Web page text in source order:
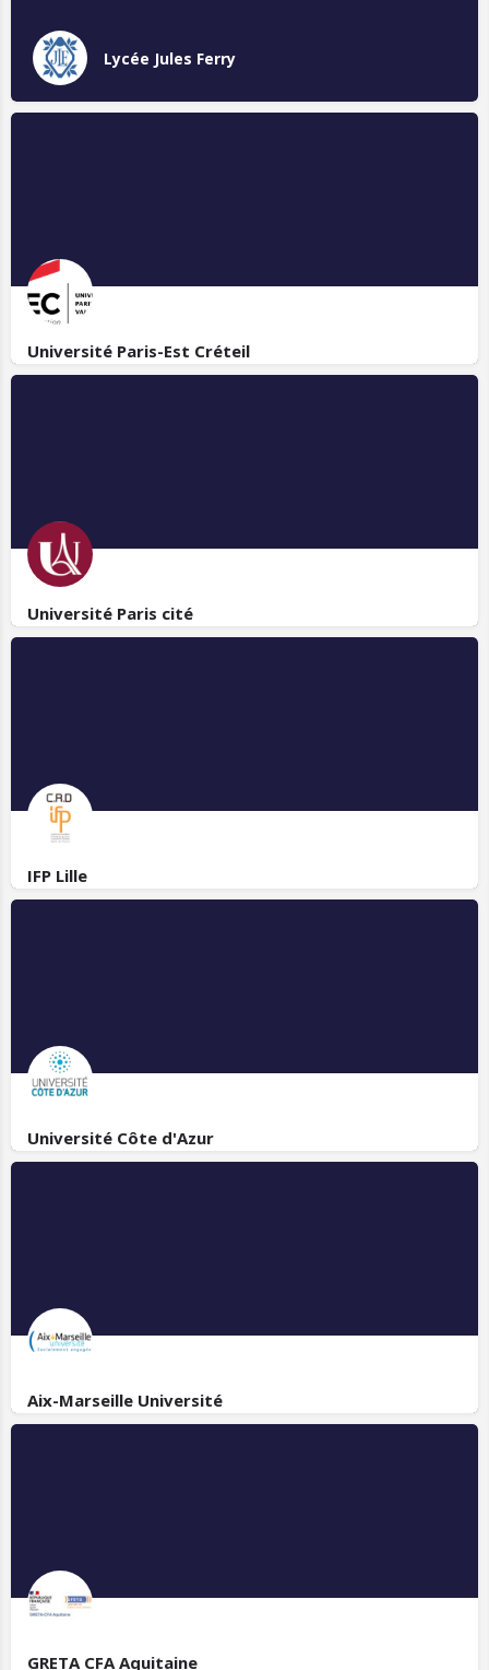
Lycée Jules Ferry
Université Paris-Est Créteil
Université Paris cité
IFP Lille
Université Côte d'Azur
Aix-Marseille Université
GRETA CFA Aquitaine